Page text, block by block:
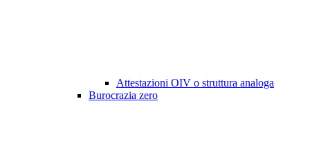
Attestazioni OIV o struttura analoga
Burocrazia zero